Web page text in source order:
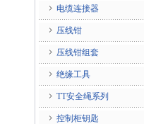
电缆连接器
压线钳
压线钳组套
绝缘工具
TT安全绳系列
控制柜钥匙